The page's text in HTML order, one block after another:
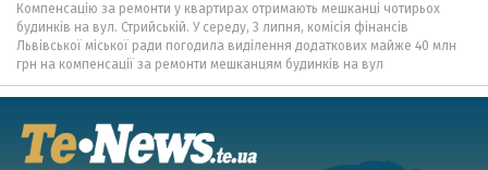
Компенсацію за ремонти у квартирах отримають мешканці чотирьох
будинків на вул. Стрийській. У середу, 3 липня, комісія фінансів
Львівської міської ради погодила виділення додаткових майже 40 млн
грн на компенсації за ремонти мешканцям будинків на вул